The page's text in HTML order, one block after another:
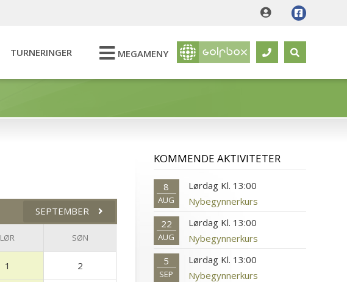
TURNERINGER MEGAMENY
SEPTEMBER
LØR SØN
1 2
KOMMENDE AKTIVITETER
8
AUG
Lørdag Kl. 13:00
Nybegynnerkurs
22
AUG
Lørdag Kl. 13:00
Nybegynnerkurs
5
SEP
Lørdag Kl. 13:00
Nybegynnerkurs